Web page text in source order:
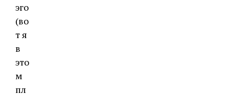
эго
(во
т я
в
это
м
пл